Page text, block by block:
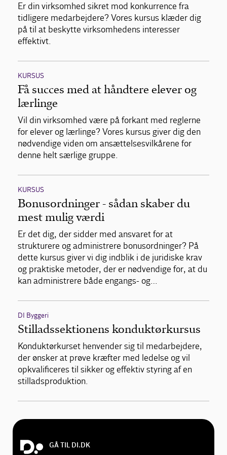
Er din virksomhed sikret mod konkurrence fra
tidligere medarbejdere? Vores kursus klæder dig
på til at beskytte virksomhedens interesser
effektivt.
KURSUS
Få succes med at håndtere elever og
lærlinge
Vil din virksomhed være på forkant med reglerne
for elever og lærlinge? Vores kursus giver dig den
nødvendige viden om ansættelsesvilkårene for
denne helt særlige gruppe.
KURSUS
Bonusordninger - sådan skaber du
mest mulig værdi
Er det dig, der sidder med ansvaret for at
strukturere og administrere bonusordninger? På
dette kursus giver vi dig indblik i de juridiske krav
og praktiske metoder, der er nødvendige for, at du
kan administrere både engangs- og…
DI Byggeri
Stilladssektionens konduktørkursus
Konduktørkurset henvender sig til medarbejdere,
der ønsker at prøve kræfter med ledelse og vil
opkvalificeres til sikker og effektiv styring af en
stilladsproduktion.
GÅ TIL DI.DK